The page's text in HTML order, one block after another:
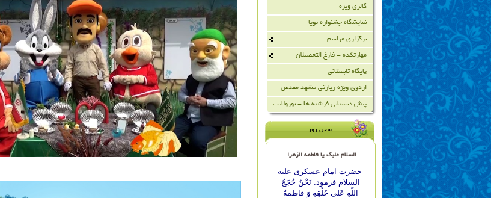
گالری ویژه
نمایشگاه جشنواره پویا
برگزاری مراسم
مهارتکده - فارغ التحصیلان
پایگاه تابستانی
اردوی ویژه زیارتی مشهد مقدس
پیش دبستانی فرشته ها - نورولایت
سخن روز
السلام علیک یا فاطمه الزهرا
حضرت امام عسكرى علیه
السلام فرمود: نَحْنُ حُجَجُ
اللّه‏ِ عَلى خَلْقِهِ وَ فاطمةُ